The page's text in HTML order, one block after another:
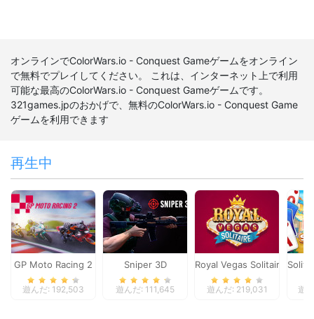
オンラインでColorWars.io - Conquest Gameゲームをオンライン
で無料でプレイしてください。 これは、インターネット上で利用
可能な最高のColorWars.io - Conquest Gameゲームです。
321games.jpのおかげで、無料のColorWars.io - Conquest Game
ゲームを利用できます
再生中
GP Moto Racing 2
遊んだ: 192,503
Sniper 3D
遊んだ: 111,645
Royal Vegas Solitaire
遊んだ: 219,031 遊